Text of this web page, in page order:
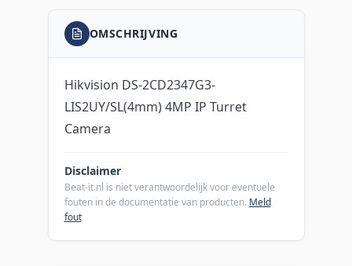
OMSCHRIJVING
Hikvision DS-2CD2347G3-
LIS2UY/SL(4mm) 4MP IP Turret
Camera
Disclaimer
Beat-it.nl is niet verantwoordelijk voor eventuele
fouten in de documentatie van producten. Meld
fout